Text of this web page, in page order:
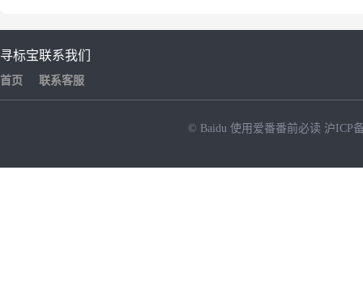
寻标宝
首页
联系我们
联系客服
© Baidu 使用爱番番前必读 沪ICP